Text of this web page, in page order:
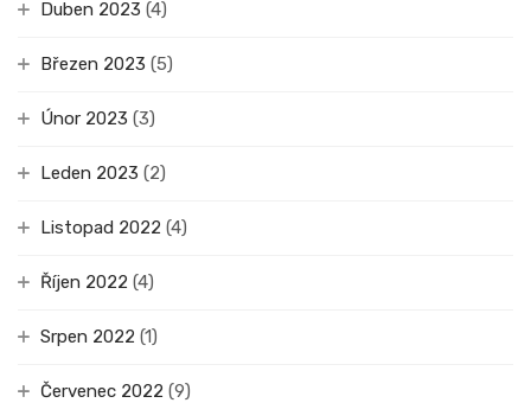
Duben 2023 (4)
Březen 2023 (5)
Únor 2023 (3)
Leden 2023 (2)
Listopad 2022 (4)
Říjen 2022 (4)
Srpen 2022 (1)
Červenec 2022 (9)